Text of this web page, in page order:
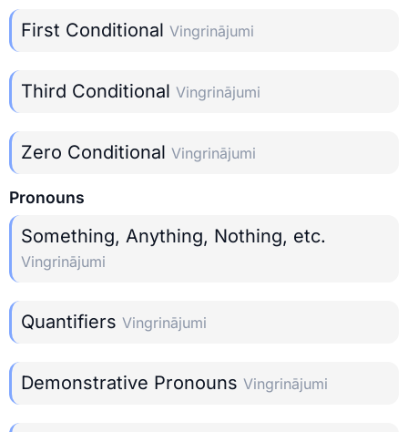
First Conditional Vingrinājumi
Third Conditional Vingrinājumi
Zero Conditional Vingrinājumi
Pronouns
Something, Anything, Nothing, etc.
Vingrinājumi
Quantifiers Vingrinājumi
Demonstrative Pronouns Vingrinājumi